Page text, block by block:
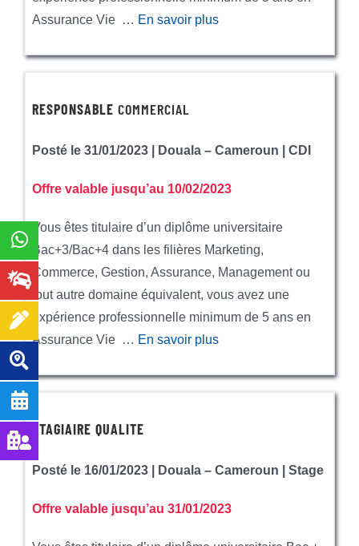
Assurance Vie … En savoir plus
RESPONSABLECOMMERCIAL
Posté le 31/01/2023 | Douala – Cameroun | CDI
Offre valable jusqu’au 10/02/2023
Vous êtes titulaire d’un diplôme universitaire
Bac+3/Bac+4 dans les filières Marketing,
Commerce, Gestion, Assurance, Management ou
tout autre domaine équivalent, vous avez une
expérience professionnelle minimum de 5 ans en
Assurance Vie … En savoir plus
STAGIAIRE QUALITE
Posté le 16/01/2023 | Douala – Cameroun | Stage
Offre valable jusqu’au 31/01/2023